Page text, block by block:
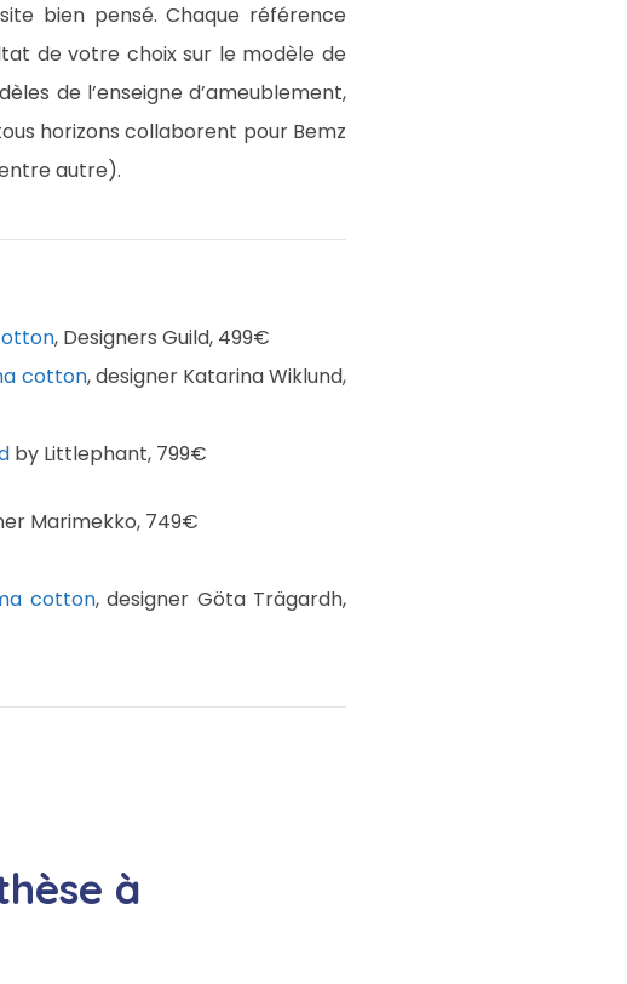
bien pensé. Chaque référence
de votre choix sur le modèle de
de l’enseigne d’ameublement,
horizons collaborent pour Bemz
autre).
, Designers Guild, 499€
cotton, designer Katarina Wiklund,
by Littlephant, 799€
Marimekko, 749€
cotton, designer Göta Trägardh,
à